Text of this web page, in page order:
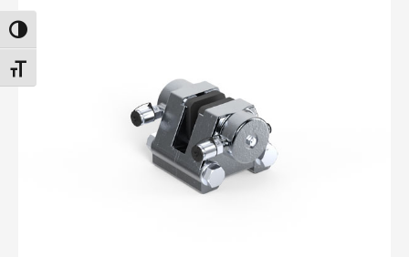
PRZEŁĄCZANIE WYSOKIEGO KONTRASTU
PRZEŁĄCZANIE ROZMIARU CZCIONKI